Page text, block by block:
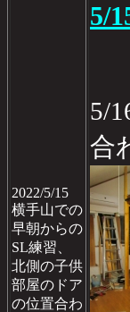
2022/5/15
横手山での
早朝からの
SL練習、
北側の子供
部屋のドア
の位置合わ
5/
5/
合